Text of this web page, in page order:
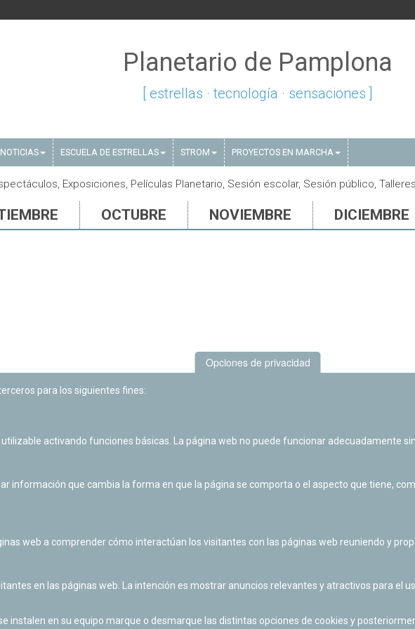
Planetario de Pamplona
[ estrellas · tecnología · sensaciones ]
NOTICIAS ESCUELA DE ESTRELLAS STROM PROYECTOS EN MARCHA
Exposiciones, Películas Planetario, Sesión escolar, Sesión público, Talleres
OCTUBRE NOVIEMBRE DICIEMBRE
Opciones de privacidad
para los siguientes fines:
activando funciones básicas. La página web no puede funcionar adecuadamente
información que cambia la forma en que la página se comporta o el aspecto que tiene,
web a comprender cómo interactúan los visitantes con las páginas web reuniendo y
en las páginas web. La intención es mostrar anuncios relevantes y atractivos para el
instalen en su equipo marque o desmarque las distintas opciones de cookies y